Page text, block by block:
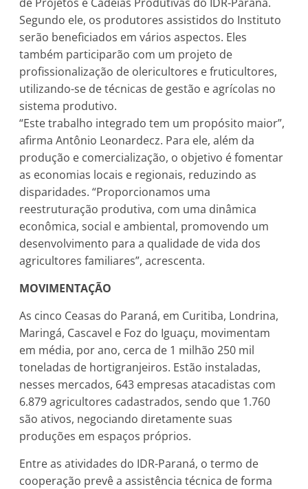
Segundo ele, os produtores assistidos do Instituto
serão beneficiados em vários aspectos. Eles
também participarão com um projeto de
profissionalização de olericultores e fruticultores,
utilizando-se de técnicas de gestão e agrícolas no
sistema produtivo.
“Este trabalho integrado tem um propósito maior”,
afirma Antônio Leonardecz. Para ele, além da
produção e comercialização, o objetivo é fomentar
as economias locais e regionais, reduzindo as
disparidades. “Proporcionamos uma
reestruturação produtiva, com uma dinâmica
econômica, social e ambiental, promovendo um
desenvolvimento para a qualidade de vida dos
agricultores familiares”, acrescenta.
MOVIMENTAÇÃO
As cinco Ceasas do Paraná, em Curitiba, Londrina,
Maringá, Cascavel e Foz do Iguaçu, movimentam
em média, por ano, cerca de 1 milhão 250 mil
toneladas de hortigranjeiros. Estão instaladas,
nesses mercados, 643 empresas atacadistas com
6.879 agricultores cadastrados, sendo que 1.760
são ativos, negociando diretamente suas
produções em espaços próprios.
Entre as atividades do IDR-Paraná, o termo de
cooperação prevê a assistência técnica de forma